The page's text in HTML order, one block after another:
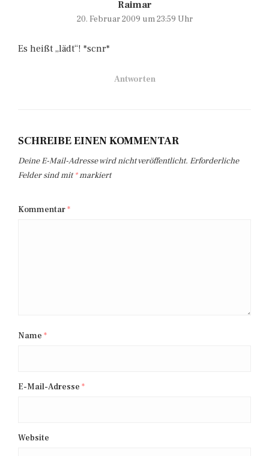
Raimar
20. Februar 2009 um 23:59 Uhr
Es heißt „lädt“! *scnr*
Antworten
SCHREIBE EINEN KOMMENTAR
Deine E-Mail-Adresse wird nicht veröffentlicht. Erforderliche
Felder sind mit*markiert
Kommentar*
Name *
E-Mail-Adresse *
Website